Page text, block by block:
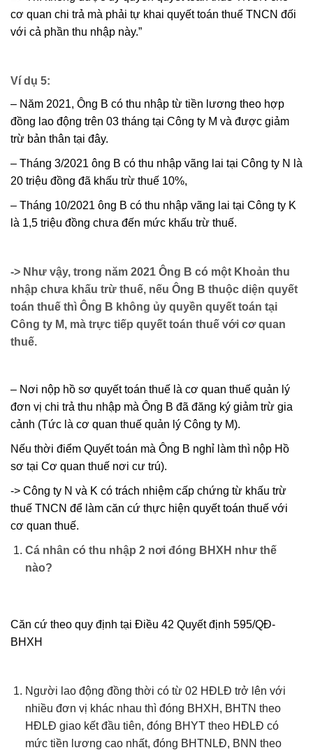
cơ quan chi trả mà phải tự khai quyết toán thuế TNCN đối
với cả phần thu nhập này.”
Ví dụ 5:
– Năm 2021, Ông B có thu nhập từ tiền lương theo hợp
đồng lao động trên 03 tháng tại Công ty M và được giảm
trừ bản thân tại đây.
– Tháng 3/2021 ông B có thu nhập vãng lai tại Công ty N là
20 triệu đồng đã khấu trừ thuế 10%,
– Tháng 10/2021 ông B có thu nhập vãng lai tại Công ty K
là 1,5 triệu đồng chưa đến mức khấu trừ thuế.
-> Như vậy, trong năm 2021 Ông B có một Khoản thu
nhập chưa khấu trừ thuế, nếu Ông B thuộc diện quyết
toán thuế thì Ông B không ủy quyền quyết toán tại
Công ty M, mà trực tiếp quyết toán thuế với cơ quan
thuế.
– Nơi nộp hồ sơ quyết toán thuế là cơ quan thuế quản lý
đơn vị chi trả thu nhập mà Ông B đã đăng ký giảm trừ gia
cảnh (Tức là cơ quan thuế quản lý Công ty M).
Nếu thời điểm Quyết toán mà Ông B nghỉ làm thì nộp Hồ
sơ tại Cơ quan thuế nơi cư trú).
-> Công ty N và K có trách nhiệm cấp chứng từ khấu trừ
thuế TNCN để làm căn cứ thực hiện quyết toán thuế với
cơ quan thuế.
Cá nhân có thu nhập 2 nơi đóng BHXH như thế
nào?
Căn cứ theo quy định tại Điều 42 Quyết định 595/QĐ-
BHXH
Người lao động đồng thời có từ 02 HĐLĐ trở lên với
nhiều đơn vị khác nhau thì đóng BHXH, BHTN theo
HĐLĐ giao kết đầu tiên, đóng BHYT theo HĐLĐ có
mức tiền lương cao nhất, đóng BHTNLĐ, BNN theo